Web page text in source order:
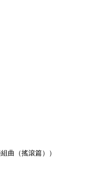
曲（搖滾篇））